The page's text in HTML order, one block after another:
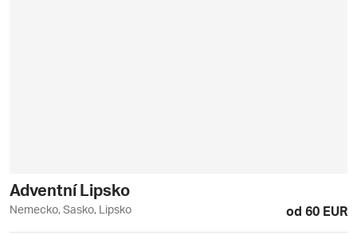
Adventní Lipsko
Nemecko, Sasko, Lipsko od 60 EUR